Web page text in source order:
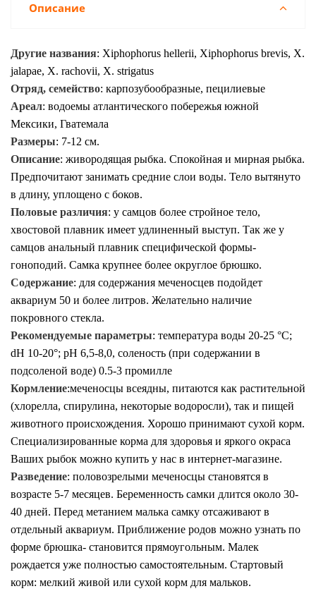
Описание
Другие названия: Xiphophorus hellerii, Xiphophorus brevis, X.
jalapae, X. rachovii, X. strigatus
Отряд, семейство: карпозубообразные, пецилиевые
Ареал: водоемы атлантического побережья южной
Мексики, Гватемала
Размеры: 7-12 см.
Описание: живородящая рыбка. Спокойная и мирная рыбка.
Предпочитают занимать средние слои воды. Тело вытянуто
в длину, уплощено с боков.
Половые различия: у самцов более стройное тело,
хвостовой плавник имеет удлиненный выступ. Так же у
самцов анальный плавник специфической формы-
гоноподий. Самка крупнее более округлое брюшко.
Содержание: для содержания меченосцев подойдет
аквариум 50 и более литров. Желательно наличие
покровного стекла.
Рекомендуемые параметры: температура воды 20-25 °C;
dH 10-20°; pH 6,5-8,0, соленость (при содержании в
подсоленой воде) 0.5-3 промилле
Кормление:меченосцы всеядны, питаются как растительной
(хлорелла, спирулина, некоторые водоросли), так и пищей
животного происхождения. Хорошо принимают сухой корм.
Специализированные корма для здоровья и яркого окраса
Ваших рыбок можно купить у нас в интернет-магазине.
Разведение: половозрелыми меченосцы становятся в
возрасте 5-7 месяцев. Беременность самки длится около 30-
40 дней. Перед метанием малька самку отсаживают в
отдельный аквариум. Приближение родов можно узнать по
форме брюшка- становится прямоугольным. Малек
рождается уже полностью самостоятельным. Стартовый
корм: мелкий живой или сухой корм для мальков.